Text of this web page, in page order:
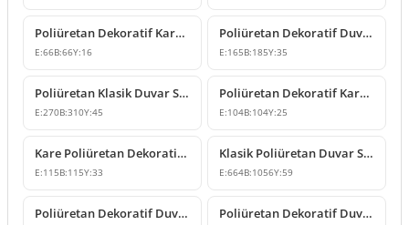
Poliüretan Dekoratif Kare Çiçek Motifli Süsleme Tasarımı
E:66B:66Y:16
Poliüretan Dekoratif Duvar ve Mobilya Süsleme Modeli
E:165B:185Y:35
Poliüretan Klasik Duvar Süsleme ve Motif Modelleri
E:270B:310Y:45
Poliüretan Dekoratif Kare Süsleme Motifi
E:104B:104Y:25
Kare Poliüretan Dekoratif Süsleme ve Motif Modelleri
E:115B:115Y:33
Klasik Poliüretan Duvar Süsleme ve Motif Modelleri
E:664B:1056Y:59
Poliüretan Dekoratif Duvar Süsleme Modeli Poliüretan Dekoratif Duvar Süsleme ve Motif Modelleri